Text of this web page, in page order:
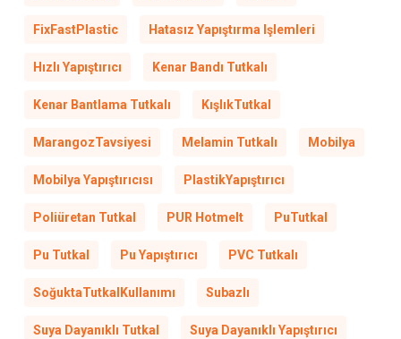
FixFastPlastic Hatasız Yapıştırma Işlemleri
Hızlı Yapıştırıcı Kenar Bandı Tutkalı
Kenar Bantlama Tutkalı KışlıkTutkal
MarangozTavsiyesi Melamin Tutkalı Mobilya
Mobilya Yapıştırıcısı PlastikYapıştırıcı
Poliüretan Tutkal PUR Hotmelt PuTutkal
Pu Tutkal Pu Yapıştırıcı PVC Tutkalı
SoğuktaTutkalKullanımı Subazlı
Suya Dayanıklı Tutkal Suya Dayanıklı Yapıştırıcı